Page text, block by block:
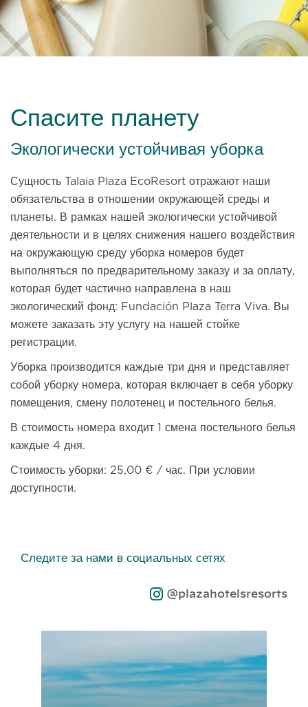
Спасите планету
Экологически устойчивая уборка
Сущность Talaia Plaza EcoResort отражают наши
обязательства в отношении окружающей среды и
планеты. В рамках нашей экологически устойчивой
деятельности и в целях снижения нашего воздействия
на окружающую среду уборка номеров будет
выполняться по предварительному заказу и за оплату,
которая будет частично направлена в наш
экологический фонд: Fundación Plaza Terra Viva. Вы
можете заказать эту услугу на нашей стойке
регистрации.
Уборка производится каждые три дня и представляет
собой уборку номера, которая включает в себя уборку
помещения, смену полотенец и постельного белья.
В стоимость номера входит 1 смена постельного белья
каждые 4 дня.
Стоимость уборки: 25,00 € / час. При условии
доступности.
Следите за нами в социальных сетях
@plazahotelsresorts